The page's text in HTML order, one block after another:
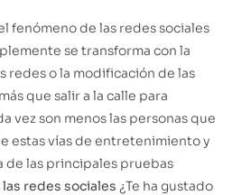
fenómeno de las redes sociales
se transforma con la
redes o la modificación de las
que salir a la calle para
vez son menos las personas que
estas vías de entretenimiento y
de las principales pruebas
redes sociales ¿Te ha gustado